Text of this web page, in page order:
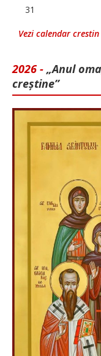
31
Vezi calendar
2026 - „Anul
creștine”